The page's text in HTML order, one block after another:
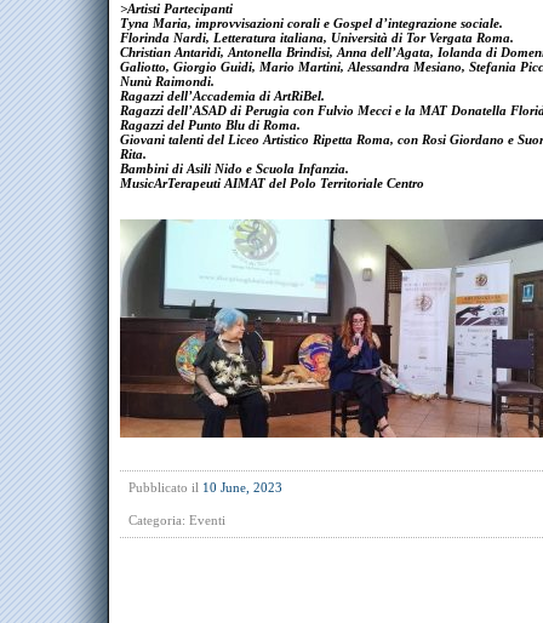
>Artisti Partecipanti
Tyna Maria, improvvisazioni corali e Gospel d’integrazione sociale.
Florinda Nardi, Letteratura italiana, Università di Tor Vergata Roma.
Christian Antaridi, Antonella Brindisi, Anna dell’Agata, Iolanda di
Galiotto, Giorgio Guidi, Mario Martini, Alessandra Mesiano, Stefania
Nunù Raimondi.
Ragazzi dell’Accademia di ArtRiBel.
Ragazzi dell’ASAD di Perugia con Fulvio Mecci e la MAT Donatella
Ragazzi del Punto Blu di Roma.
Giovani talenti del Liceo Artistico Ripetta Roma, con Rosi Giordano e
Rita.
Bambini di Asili Nido e Scuola Infanzia.
MusicArTerapeuti AIMAT del Polo Territoriale Centro
Pubblicato il 10 June, 2023
Categoria: Eventi